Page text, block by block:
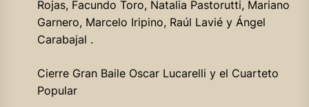
Rojas, Facundo Toro, Natalia Pastorutti, Mariano
Garnero, Marcelo Iripino, Raúl Lavié y Ángel
Carabajal .
Cierre Gran Baile Oscar Lucarelli y el Cuarteto
Popular